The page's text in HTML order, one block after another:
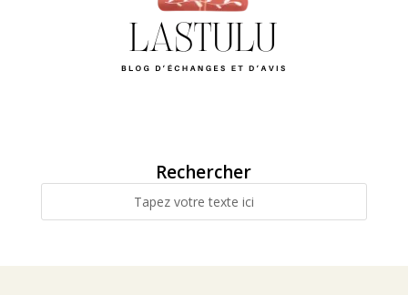
Rechercher